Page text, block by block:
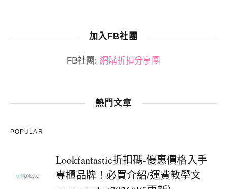
加入FB社團
FB社團: 網購折扣分享團
熱門文章
POPULAR
Lookfantastic折扣碼-優惠價格入手
專櫃品牌！必買介紹/運費教學文